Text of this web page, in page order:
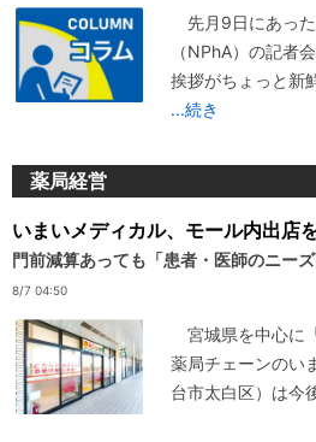
先月9日にあっ
（NPhA）の記者
挨拶がちょっと
...続き
薬局経営
いまいメディカル、モール内出店
門前減算あっても「患者・医師のニーズ
8/7 04:50
宮城県を中心に
薬局チェーンのい
台市太白区）は今